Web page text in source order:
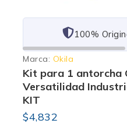
101%
Marca: Okila
Kit para 1 antorcha
Versatilidad
KIT
$4,832